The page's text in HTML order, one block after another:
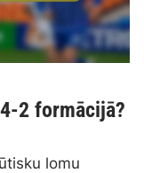
2 formācijā?
lomu